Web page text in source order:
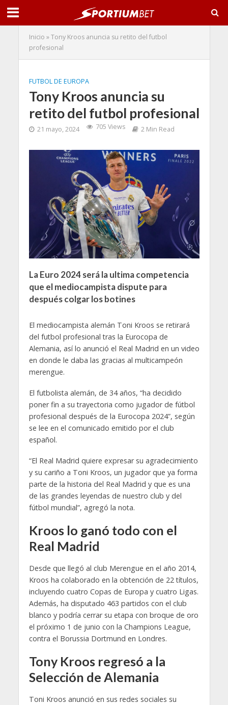
Inicio »Tony Kroos anuncia su retito del futbol
profesional
FUTBOL DE EUROPA
Tony Kroos anuncia su
retito del futbol profesional
21 mayo, 2024 705 Views 2 Min Read
La Euro 2024 será la ultima competencia
que el mediocampista dispute para
después colgar los botines
El mediocampista alemán Toni Kroos se retirará
del futbol profesional tras la Eurocopa de
Alemania, así lo anunció el Real Madrid en un video
en donde le daba las gracias al multicampeón
merengue.
El futbolista alemán, de 34 años, “ha decidido
poner fin a su trayectoria como jugador de fútbol
profesional después de la Eurocopa 2024”, según
se lee en el comunicado emitido por el club
español.
“El Real Madrid quiere expresar su agradecimiento
y su cariño a Toni Kroos, un jugador que ya forma
parte de la historia del Real Madrid y que es una
de las grandes leyendas de nuestro club y del
fútbol mundial”, agregó la nota.
Kroos lo ganó todo con el
Real Madrid
Desde que llegó al club Merengue en el año 2014,
Kroos ha colaborado en la obtención de 22 títulos,
incluyendo cuatro Copas de Europa y cuatro Ligas.
Además, ha disputado 463 partidos con el club
blanco y podría cerrar su etapa con broque de oro
el próximo 1 de junio con la Champions League,
contra el Borussia Dortmund en Londres.
Tony Kroos regresó a la
Selección de Alemania
Toni Kroos anunció en sus redes sociales su